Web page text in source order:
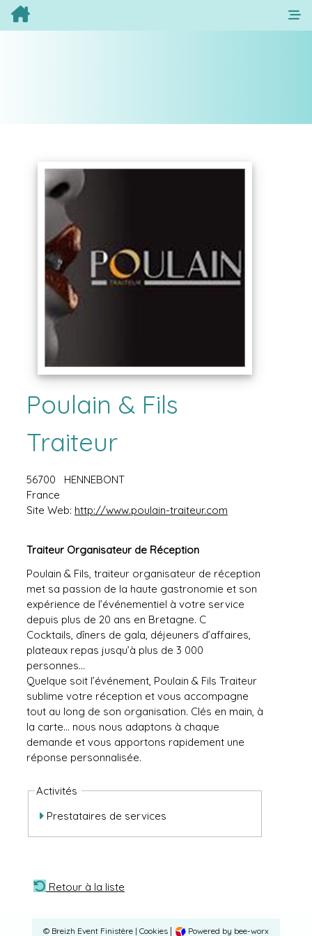
Poulain & Fils
Traiteur
56700
HENNEBONT
France
Site Web: http://www.poulain-traiteur.com
Traiteur Organisateur de Réception
Poulain & Fils, traiteur organisateur de réception
met sa passion de la haute gastronomie et son
expérience de l’événementiel à votre service
depuis plus de 20 ans en Bretagne. C
Cocktails, dîners de gala, déjeuners d’affaires,
plateaux repas jusqu’à plus de 3 000
personnes…
Quelque soit l’événement, Poulain & Fils Traiteur
sublime votre réception et vous accompagne
tout au long de son organisation. Clés en main, à
la carte… nous nous adaptons à chaque
demande et vous apportons rapidement une
réponse personnalisée.
Activités
Prestataires de services
Retour à la liste
© Breizh Event Finistère | Cookies | Powered by bee-worx